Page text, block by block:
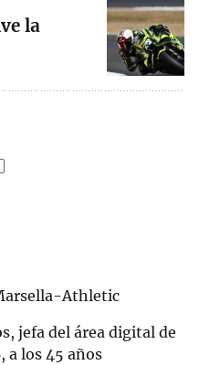
la
Athletic
jefa del área digital de
a los 45 años